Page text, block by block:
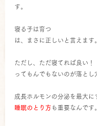
す。
寝る子は育つ
は、まさに正しいと言えます。
ただし、ただ寝てれば良い！
ってもんでもないのが落とし
成長ホルモンの分泌を最大に
睡眠のとり方 も重要なんです。